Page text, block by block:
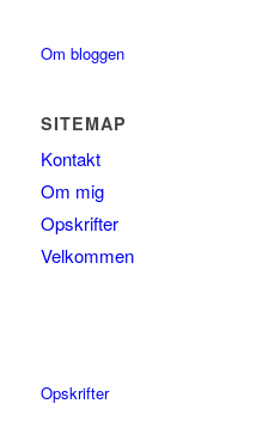
Om bloggen
SITEMAP
Kontakt
Om mig
Opskrifter
Velkommen
Opskrifter